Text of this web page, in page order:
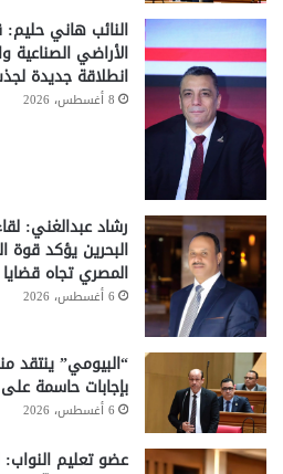
النائب هاني حليم:
الأراضي الصناعية
انطلاقة جديدة
8 أغسطس، 2026
رشاد عبدالغني:
البحرين يؤكد قوة
المصري تجاه
6 أغسطس، 2026
“البيومي” ينتقد
بإجابات حاسمة
6 أغسطس، 2026
عضو تعليم النواب: